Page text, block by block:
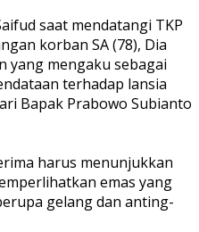
saat mendatangi TKP
korban SA (78), Dia
yang mengaku sebagai
terhadap lansia
Bapak Prabowo Subianto
harus menunjukkan
emas yang
gelang dan anting-